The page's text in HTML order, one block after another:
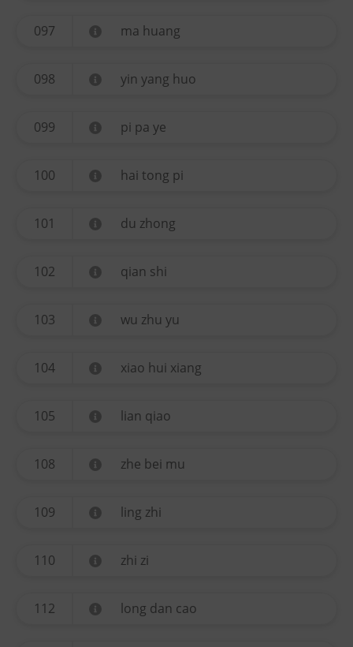
097 ma huang
098 yin yang huo
099 pi pa ye
100 hai tong pi
101 du zhong
102 qian shi
103 wu zhu yu
104 xiao hui xiang
105 lian qiao
108 zhe bei mu
109 ling zhi
110 zhi zi
112 long dan cao